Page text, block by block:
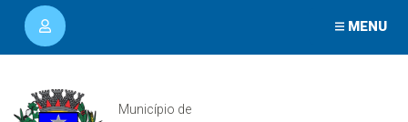
MENU
Município de